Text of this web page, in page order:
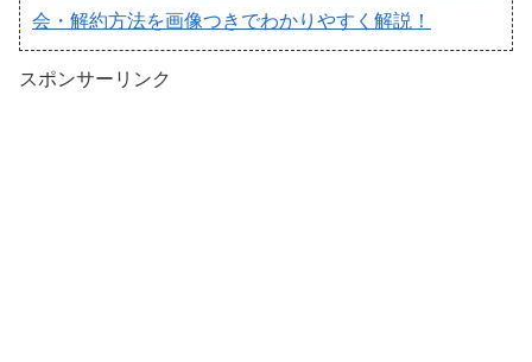
会・解約方法を画像つきでわかりやすく解説！
スポンサーリンク